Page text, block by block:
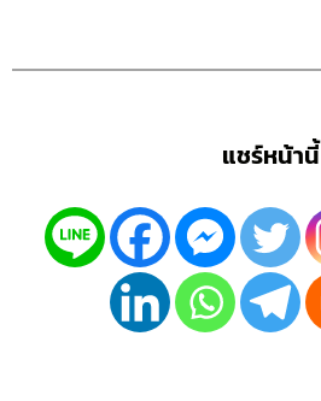
แชร์หน้านี้